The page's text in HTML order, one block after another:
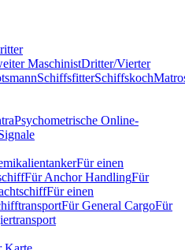
MaschinistDritter/Vierter
SchiffsfitterSchiffskoch
Psychometrische Online-
Für einen
Für Anchor HandlingFür
Für einen
Für General CargoFür